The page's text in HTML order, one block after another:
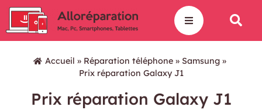
Accueil » Réparation téléphone » Samsung »
Prix réparation Galaxy J1
Prix réparation Galaxy J1